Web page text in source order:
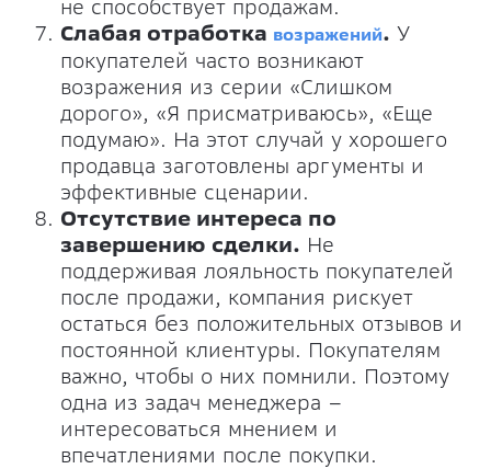
не способствует продажам.
Слабая отработка возражений. У
покупателей часто возникают
возражения из серии «Слишком
дорого», «Я присматриваюсь», «Еще
подумаю». На этот случай у хорошего
продавца заготовлены аргументы и
эффективные сценарии.
Отсутствие интереса по
завершению сделки. Не
поддерживая лояльность покупателей
после продажи, компания рискует
остаться без положительных отзывов и
постоянной клиентуры. Покупателям
важно, чтобы о них помнили. Поэтому
одна из задач менеджера –
интересоваться мнением и
впечатлениями после покупки.